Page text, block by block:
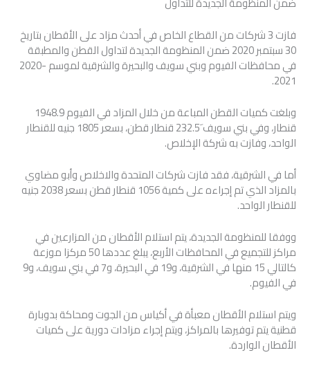
فازت 3 شركات من القطاع الخاص في أحدث مزاد على الأقطان بتاريخ
30 سبتمبر 2020 ضمن المنظومة الجديدة لتداول القطن والمطبقة
في محافظات الفيوم وبني سويف والبحيرة والشرقية لموسم ‪2020-
2021‬.
وبلغت كميات القطن المباعة من خلال المزاد في الفيوم 1948.9
قنطار، وفي بني سويف َ232.5 قنطار قطن، بسعر 1805 جنيه للقنطار
الواحد، وفازت به شركة الإخلاص.
أما في الشرقية، فقد فازت شركات المتحدة والاخلاص وأبو مضاوي
بالمزاد الذي تم إجراءه على كمية 1056 قنطار قطن بسعر 2038 جنيه
للقنطار الواحد.
ووفقا للمنظومة الجديدة، يتم استلام الأقطان من المزارعين في
مراكز للتجميع في المحافظات الأربع، يبلغ عددها 50 مركزا موزعة
كالتالي 15 منها في الشرقية، و19 في البحيرة، و7 في بني سويف، و9
في الفيوم.
ويتم استلام الأقطان معبأة في أكياس من الجوت ومحاكة بدوبارة
قطنية يتم توفيرها بالمراكز، ويتم إجراء مزادات دورية على كميات
الأقطان الواردة.